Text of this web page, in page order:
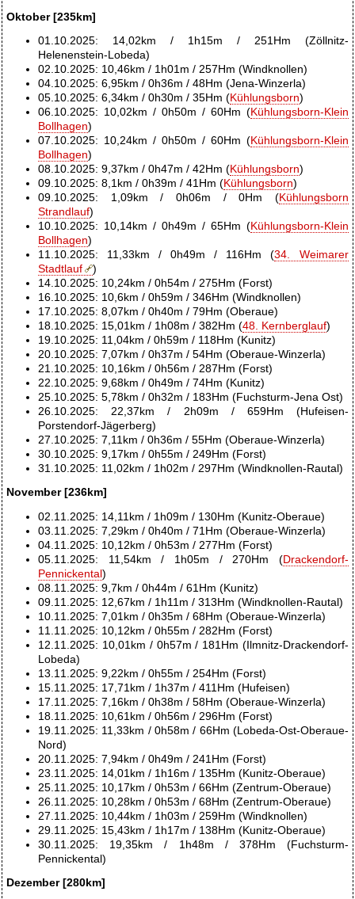
Oktober [235km]
01.10.2025: 14,02km / 1h15m / 251Hm (Zöllnitz-
Helenenstein-Lobeda)
02.10.2025: 10,46km / 1h01m / 257Hm (Windknollen)
04.10.2025: 6,95km / 0h36m / 48Hm (Jena-Winzerla)
05.10.2025: 6,34km / 0h30m / 35Hm (Kühlungsborn)
06.10.2025: 10,02km / 0h50m / 60Hm (Kühlungsborn-Klein
Bollhagen)
07.10.2025: 10,24km / 0h50m / 60Hm (Kühlungsborn-Klein
Bollhagen)
08.10.2025: 9,37km / 0h47m / 42Hm (Kühlungsborn)
09.10.2025: 8,1km / 0h39m / 41Hm (Kühlungsborn)
09.10.2025: 1,09km / 0h06m / 0Hm (Kühlungsborn
Strandlauf)
10.10.2025: 10,14km / 0h49m / 65Hm (Kühlungsborn-Klein
Bollhagen)
11.10.2025: 11,33km / 0h49m / 116Hm (34. Weimarer
Stadtlauf
)
14.10.2025: 10,24km / 0h54m / 275Hm (Forst)
16.10.2025: 10,6km / 0h59m / 346Hm (Windknollen)
17.10.2025: 8,07km / 0h40m / 79Hm (Oberaue)
18.10.2025: 15,01km / 1h08m / 382Hm (48. Kernberglauf)
19.10.2025: 11,04km / 0h59m / 118Hm (Kunitz)
20.10.2025: 7,07km / 0h37m / 54Hm (Oberaue-Winzerla)
21.10.2025: 10,16km / 0h56m / 287Hm (Forst)
22.10.2025: 9,68km / 0h49m / 74Hm (Kunitz)
25.10.2025: 5,78km / 0h32m / 183Hm (Fuchsturm-Jena Ost)
26.10.2025: 22,37km / 2h09m / 659Hm (Hufeisen-
Porstendorf-Jägerberg)
27.10.2025: 7,11km / 0h36m / 55Hm (Oberaue-Winzerla)
30.10.2025: 9,17km / 0h55m / 249Hm (Forst)
31.10.2025: 11,02km / 1h02m / 297Hm (Windknollen-Rautal)
November [236km]
02.11.2025: 14,11km / 1h09m / 130Hm (Kunitz-Oberaue)
03.11.2025: 7,29km / 0h40m / 71Hm (Oberaue-Winzerla)
04.11.2025: 10,12km / 0h53m / 277Hm (Forst)
05.11.2025: 11,54km / 1h05m / 270Hm (Drackendorf-
Pennickental)
08.11.2025: 9,7km / 0h44m / 61Hm (Kunitz)
09.11.2025: 12,67km / 1h11m / 313Hm (Windknollen-Rautal)
10.11.2025: 7,01km / 0h35m / 68Hm (Oberaue-Winzerla)
11.11.2025: 10,12km / 0h55m / 282Hm (Forst)
12.11.2025: 10,01km / 0h57m / 181Hm (Ilmnitz-Drackendorf-
Lobeda)
13.11.2025: 9,22km / 0h55m / 254Hm (Forst)
15.11.2025: 17,71km / 1h37m / 411Hm (Hufeisen)
17.11.2025: 7,16km / 0h38m / 58Hm (Oberaue-Winzerla)
18.11.2025: 10,61km / 0h56m / 296Hm (Forst)
19.11.2025: 11,33km / 0h58m / 66Hm (Lobeda-Ost-Oberaue-
Nord)
20.11.2025: 7,94km / 0h49m / 241Hm (Forst)
23.11.2025: 14,01km / 1h16m / 135Hm (Kunitz-Oberaue)
25.11.2025: 10,17km / 0h53m / 66Hm (Zentrum-Oberaue)
26.11.2025: 10,28km / 0h53m / 68Hm (Zentrum-Oberaue)
27.11.2025: 10,44km / 1h03m / 259Hm (Windknollen)
29.11.2025: 15,43km / 1h17m / 138Hm (Kunitz-Oberaue)
30.11.2025: 19,35km / 1h48m / 378Hm (Fuchsturm-
Pennickental)
Dezember [280km]